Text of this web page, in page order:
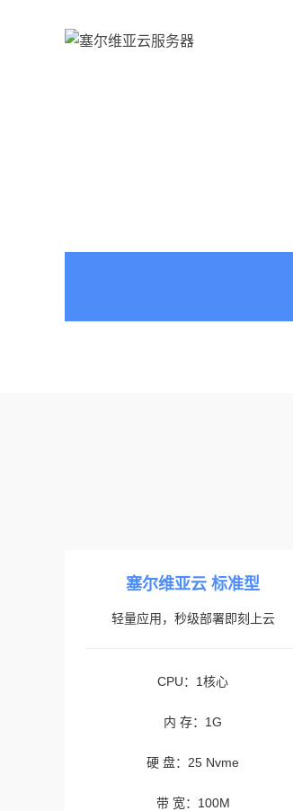
塞尔维亚云 标准型
轻量应用，秒级部署即刻上云
CPU：1核心
内 存：1G
硬 盘：25 Nvme
带 宽：100M